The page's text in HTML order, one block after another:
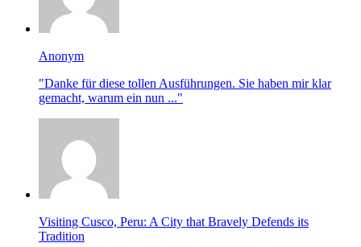
Anonym
"Danke für diese tollen Ausführungen. Sie haben mir klar
gemacht, warum ein nun ..."
Visiting Cusco, Peru: A City that Bravely Defends its
Tradition